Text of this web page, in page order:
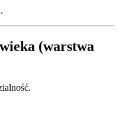
(warstwa